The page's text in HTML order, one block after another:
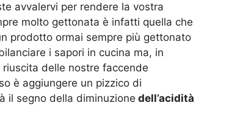
avvalervi per rendere la vostra
molto gettonata è infatti quella che
prodotto ormai sempre più gettonato
i sapori in cucina ma, in
delle nostre faccende
è aggiungere un pizzico di
il segno della diminuzione dell’acidità